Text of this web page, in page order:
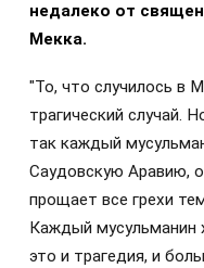
недалеко от
Мекка.
"То, что случилось в
трагический случай.
так каждый
Саудовскую Аравию,
прощает все грехи
Каждый мусульманин
это и трагедия, и